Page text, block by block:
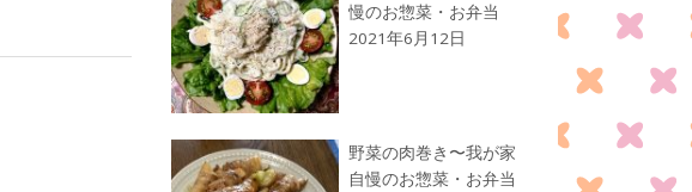
慢のお惣菜・お弁当
2021年6月12日
野菜の肉巻き〜我が家
自慢のお惣菜・お弁当